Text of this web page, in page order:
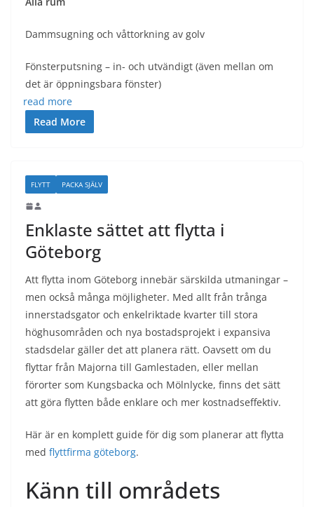
Dammsugning och våttorkning av golv
Fönsterputsning – in- och utvändigt (även mellan om
det är öppningsbara fönster)
read more
Read More
FLYTT PACKA SJÄLV
Enklaste sättet att flytta i
Göteborg
Att flytta inom Göteborg innebär särskilda utmaningar –
men också många möjligheter. Med allt från trånga
innerstadsgator och enkelriktade kvarter till stora
höghusområden och nya bostadsprojekt i expansiva
stadsdelar gäller det att planera rätt. Oavsett om du
flyttar från Majorna till Gamlestaden, eller mellan
förorter som Kungsbacka och Mölnlycke, finns det sätt
att göra flytten både enklare och mer kostnadseffektiv.
Här är en komplett guide för dig som planerar att flytta
med flyttfirma göteborg.
Känn till områdets